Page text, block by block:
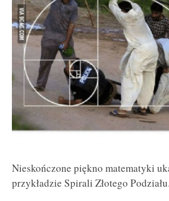
Nieskończone piękno matematyki
przykładzie Spirali Złotego Podziału.